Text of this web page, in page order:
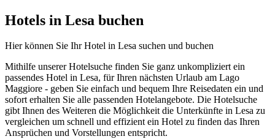
Hotels in Lesa buchen
Hier können Sie Ihr Hotel in Lesa suchen und buchen
Mithilfe unserer Hotelsuche finden Sie ganz unkompliziert ein
passendes Hotel in Lesa, für Ihren nächsten Urlaub am Lago
Maggiore - geben Sie einfach und bequem Ihre Reisedaten ein und
sofort erhalten Sie alle passenden Hotelangebote. Die Hotelsuche
gibt Ihnen des Weiteren die Möglichkeit die Unterkünfte in Lesa zu
vergleichen um schnell und effizient ein Hotel zu finden das Ihren
Ansprüchen und Vorstellungen entspricht.